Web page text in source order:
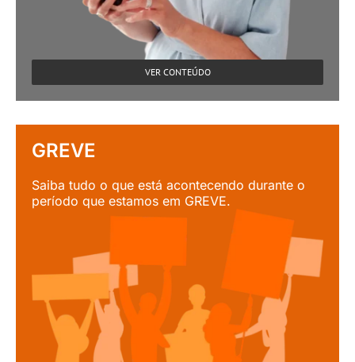
VER CONTEÚDO
GREVE
Saiba tudo o que está acontecendo durante o
período que estamos em GREVE.